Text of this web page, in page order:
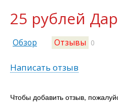
25 рублей
Обзор Отзывы 0
Написать отзыв
Чтобы добавить отзыв,